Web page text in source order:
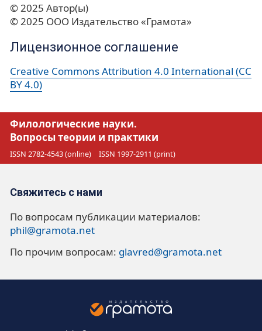
© 2025 Автор(ы)
© 2025 ООО Издательство «Грамота»
Лицензионное соглашение
Creative Commons Attribution 4.0 International (CC
BY 4.0)
Филологические науки.
Вопросы теории и практики
ISSN 2782-4543 (online) ISSN 1997-2911 (print)
Свяжитесь с нами
По вопросам публикации материалов:
phil@gramota.net
По прочим вопросам: glavred@gramota.net